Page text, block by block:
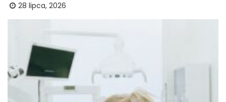
28 lipca, 2026